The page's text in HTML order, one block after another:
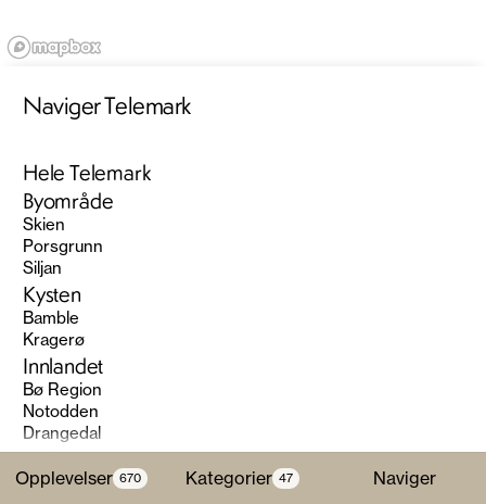
Naviger Telemark
Hele Telemark
Byområde
Skien
Porsgrunn
Siljan
Kysten
Bamble
Kragerø
Innlandet
Bø Region
Notodden
Drangedal
Fjellene
Rjukan
Opplevelser 670 Kategorier 47 Naviger